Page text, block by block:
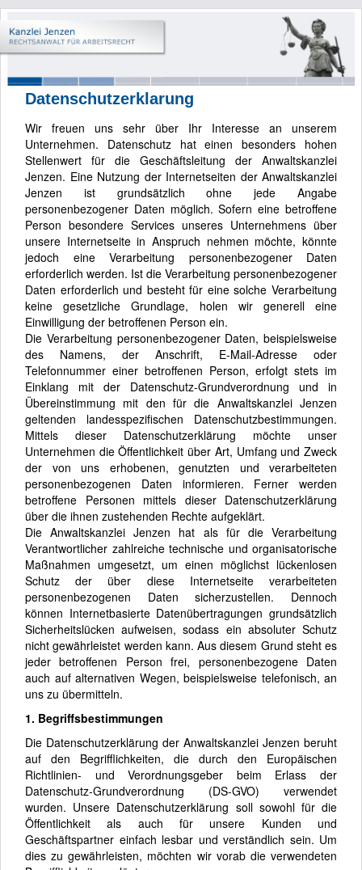
Datenschutzerklarung
Wir freuen uns sehr über Ihr Interesse an unserem
Unternehmen. Datenschutz hat einen besonders hohen
Stellenwert für die Geschäftsleitung der Anwaltskanzlei
Jenzen. Eine Nutzung der Internetseiten der Anwaltskanzlei
Jenzen ist grundsätzlich ohne jede Angabe
personenbezogener Daten möglich. Sofern eine betroffene
Person besondere Services unseres Unternehmens über
unsere Internetseite in Anspruch nehmen möchte, könnte
jedoch eine Verarbeitung personenbezogener Daten
erforderlich werden. Ist die Verarbeitung personenbezogener
Daten erforderlich und besteht für eine solche Verarbeitung
keine gesetzliche Grundlage, holen wir generell eine
Einwilligung der betroffenen Person ein.
Die Verarbeitung personenbezogener Daten, beispielsweise
des Namens, der Anschrift, E-Mail-Adresse oder
Telefonnummer einer betroffenen Person, erfolgt stets im
Einklang mit der Datenschutz-Grundverordnung und in
Übereinstimmung mit den für die Anwaltskanzlei Jenzen
geltenden landesspezifischen Datenschutzbestimmungen.
Mittels dieser Datenschutzerklärung möchte unser
Unternehmen die Öffentlichkeit über Art, Umfang und Zweck
der von uns erhobenen, genutzten und verarbeiteten
personenbezogenen Daten informieren. Ferner werden
betroffene Personen mittels dieser Datenschutzerklärung
über die ihnen zustehenden Rechte aufgeklärt.
Die Anwaltskanzlei Jenzen hat als für die Verarbeitung
Verantwortlicher zahlreiche technische und organisatorische
Maßnahmen umgesetzt, um einen möglichst lückenlosen
Schutz der über diese Internetseite verarbeiteten
personenbezogenen Daten sicherzustellen. Dennoch
können Internetbasierte Datenübertragungen grundsätzlich
Sicherheitslücken aufweisen, sodass ein absoluter Schutz
nicht gewährleistet werden kann. Aus diesem Grund steht es
jeder betroffenen Person frei, personenbezogene Daten
auch auf alternativen Wegen, beispielsweise telefonisch, an
uns zu übermitteln.
1. Begriffsbestimmungen
Die Datenschutzerklärung der Anwaltskanzlei Jenzen beruht
auf den Begrifflichkeiten, die durch den Europäischen
Richtlinien- und Verordnungsgeber beim Erlass der
Datenschutz-Grundverordnung (DS-GVO) verwendet
wurden. Unsere Datenschutzerklärung soll sowohl für die
Öffentlichkeit als auch für unsere Kunden und
Geschäftspartner einfach lesbar und verständlich sein. Um
dies zu gewährleisten, möchten wir vorab die verwendeten